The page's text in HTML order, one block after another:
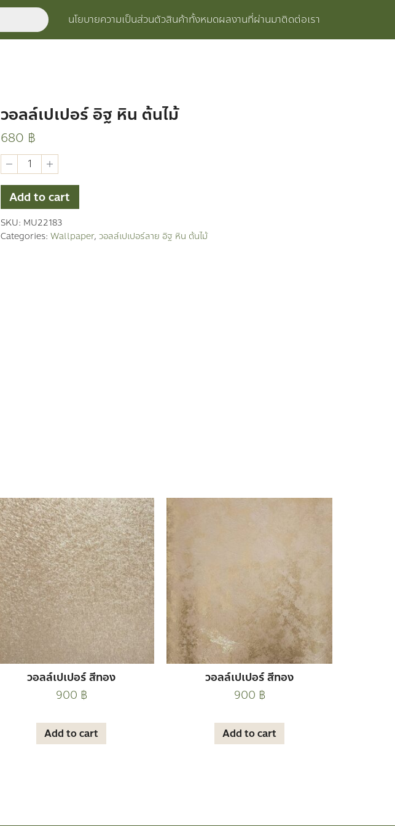
นโยบายความเป็นส่วนตัวสินค้าทั้งหมดผลงานที่ผ่านมาติดต่อเรา
วอลล์เปเปอร์ อิฐ หิน ต้นไม้
680 ฿
วอ
ลล์
เปเปอร์
อิฐ
หิน
ต้นไม้
quantity
Add to cart
SKU: MU22183
Categories: Wallpaper, วอลล์เปเปอร์ลาย อิฐ หิน ต้นไม้
วอลล์เปเปอร์ สีทอง
900 ฿
Add to cart
วอลล์เปเปอร์ สีทอง
900 ฿
Add to cart